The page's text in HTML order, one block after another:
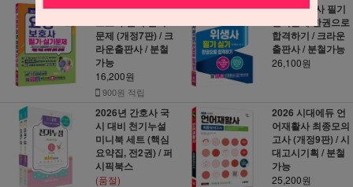
2027 기발한 요양
문제 (개정7판) / 크
라운출판사 / 분철
가능
16,200원
900원 적립
2026 위생사 필기
실기문제 한권으로
합격하기 / 크라운
출판사 / 분철가능
26,100원
2026년 간호사 국
시 대비 천기누설
미니북 세트 (핵심
요약집, 전2권) / 퍼
시픽북스
(품절)
2026 시대에듀 언
어재활사 최종모의
고사 (개정9판) / 시
대고시기획 / 분철
가능
25,200원